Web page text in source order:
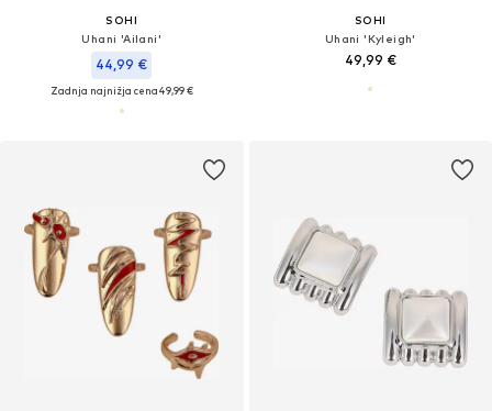
SOHI
Uhani 'Ailani'
44,99 €
Zadnja najnižja cena49,99 €
SOHI
Uhani 'Kyleigh'
49,99 €